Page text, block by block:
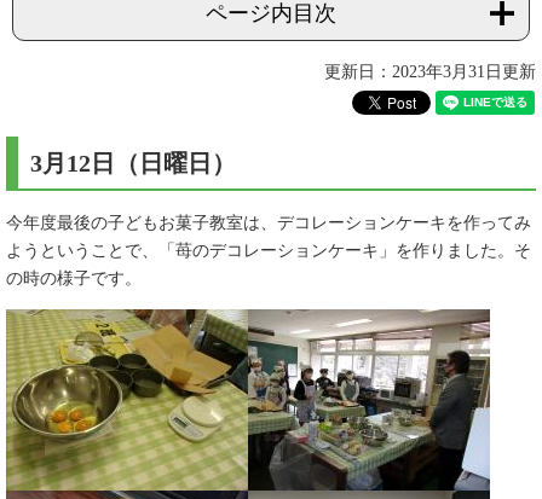
ページ内目次
更新日：2023年3月31日更新
3月12日（日曜日）
今年度最後の子どもお菓子教室は、デコレーションケーキを作ってみ
ようということで、「苺のデコレーションケーキ」を作りました。そ
の時の様子です。